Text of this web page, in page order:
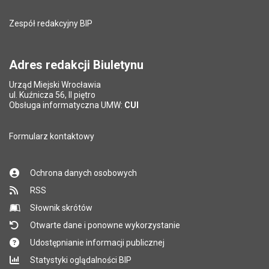
Pytanie antyspamowe
*
Pole wymagane
Zespół redakcyjny BIP
Adres redakcji Biuletynu
Urząd Miejski Wrocławia
ul. Kuźnicza 56, II piętro
Obsługa informatyczna UMW: CUI
Formularz kontaktowy
Ochrona danych osobowych
RSS
Słownik skrótów
Otwarte dane i ponowne wykorzystanie
Udostępnianie informacji publicznej
Statystyki oglądalności BIP